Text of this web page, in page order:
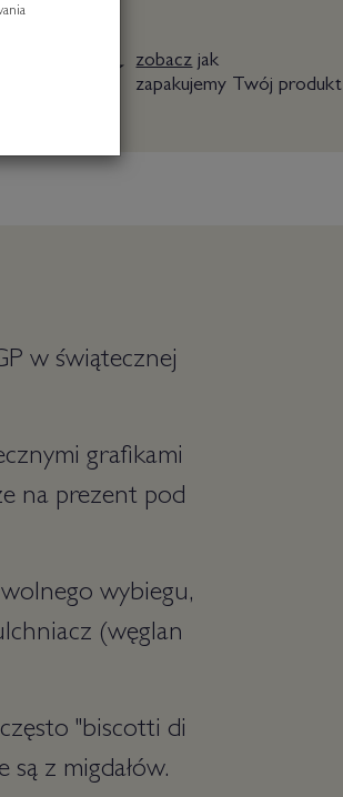
zobaczjak
zapakujemy Twój produkt
w świątecznej
grafikami
na prezent pod
wybiegu,
(węglan
"biscotti di
z migdałów.